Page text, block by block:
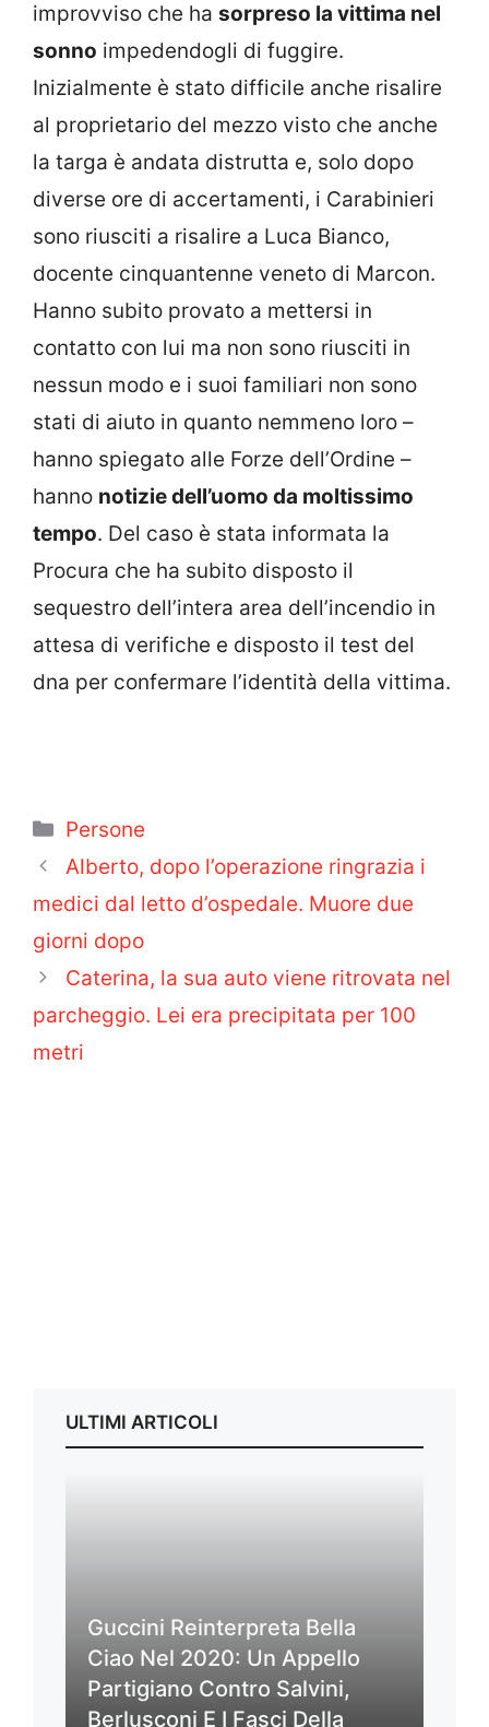
improvviso che ha sorpreso la vittima nel
sonno impedendogli di fuggire.
Inizialmente è stato difficile anche risalire
al proprietario del mezzo visto che anche
la targa è andata distrutta e, solo dopo
diverse ore di accertamenti, i Carabinieri
sono riusciti a risalire a Luca Bianco,
docente cinquantenne veneto di Marcon.
Hanno subito provato a mettersi in
contatto con lui ma non sono riusciti in
nessun modo e i suoi familiari non sono
stati di aiuto in quanto nemmeno loro –
hanno spiegato alle Forze dell’Ordine –
hanno notizie dell’uomo da moltissimo
tempo. Del caso è stata informata la
Procura che ha subito disposto il
sequestro dell’intera area dell’incendio in
attesa di verifiche e disposto il test del
dna per confermare l’identità della vittima.
Categorie
Persone
Alberto, dopo l’operazione ringrazia i
medici dal letto d’ospedale. Muore due
giorni dopo
Caterina, la sua auto viene ritrovata nel
parcheggio. Lei era precipitata per 100
metri
ULTIMI ARTICOLI
Guccini Reinterpreta Bella
Ciao Nel 2020: Un Appello
Partigiano Contro Salvini,
Berlusconi E I Fasci Della